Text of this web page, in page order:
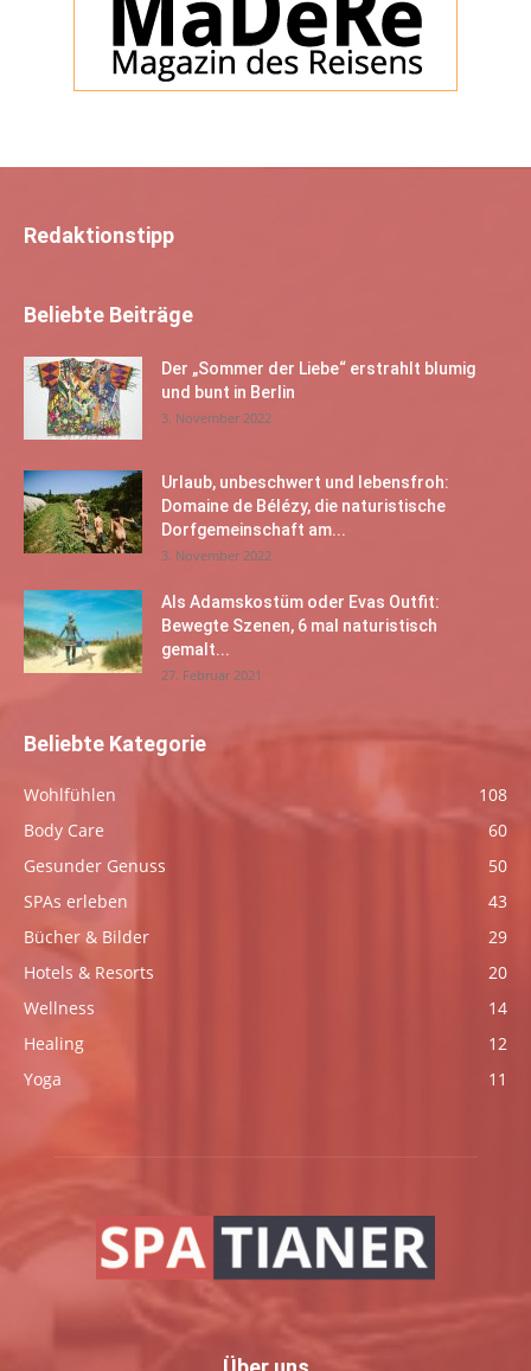
Redaktionstipp
Beliebte Beiträge
Der „Sommer der Liebe“ erstrahlt blumig
und bunt in Berlin
3. November 2022
Urlaub, unbeschwert und lebensfroh:
Domaine de Bélézy, die naturistische
Dorfgemeinschaft am...
3. November 2022
Als Adamskostüm oder Evas Outfit:
Bewegte Szenen, 6 mal naturistisch
gemalt...
27. Februar 2021
Beliebte Kategorie
Wohlfühlen
108
Body Care
60
Gesunder Genuss
50
SPAs erleben
43
Bücher & Bilder
29
Hotels & Resorts
20
Wellness
14
Healing
12
Yoga
11